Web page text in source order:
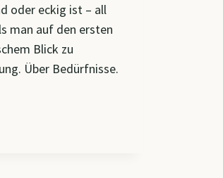
oder eckig ist – all
man auf den ersten
Blick zu
Über Bedürfnisse.